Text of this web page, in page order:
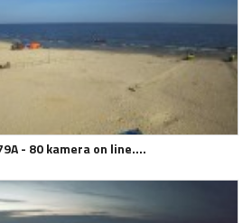
- 80 kamera on line.…